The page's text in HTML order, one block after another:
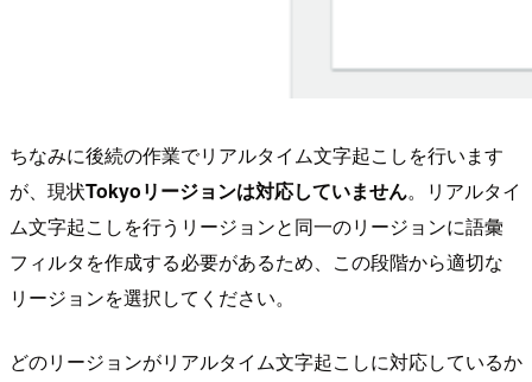
ちなみに後続の作業でリアルタイム文字起こしを行います
が、現状Tokyoリージョンは対応していません。リアルタイ
ム文字起こしを行うリージョンと同一のリージョンに語彙
フィルタを作成する必要があるため、この段階から適切な
リージョンを選択してください。
どのリージョンがリアルタイム文字起こしに対応しているか